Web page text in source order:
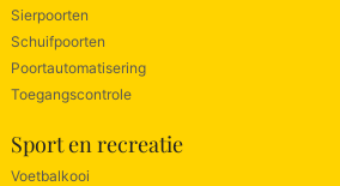
Sierpoorten
Schuifpoorten
Poortautomatisering
Toegangscontrole
Sport en recreatie
Voetbalkooi